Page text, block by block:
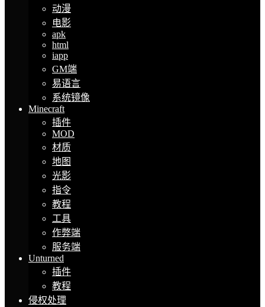
动漫
电影
apk
html
iapp
GM端
易语言
系统镜像
Minecraft
插件
MOD
材质
地图
光影
指令
教程
工具
作弊端
服务端
Unturned
插件
教程
侵权处理